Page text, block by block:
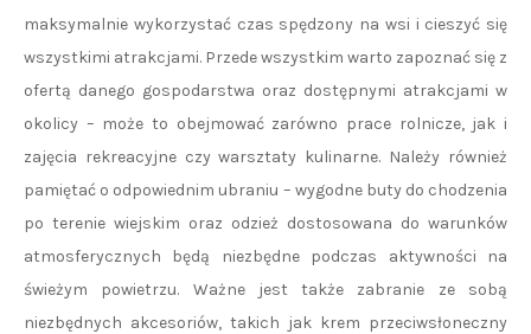
maksymalnie wykorzystać czas spędzony na wsi i cieszyć się
wszystkimi atrakcjami. Przede wszystkim warto zapoznać się z
ofertą danego gospodarstwa oraz dostępnymi atrakcjami w
okolicy – może to obejmować zarówno prace rolnicze, jak i
zajęcia rekreacyjne czy warsztaty kulinarne. Należy również
pamiętać o odpowiednim ubraniu – wygodne buty do chodzenia
po terenie wiejskim oraz odzież dostosowana do warunków
atmosferycznych będą niezbędne podczas aktywności na
świeżym powietrzu. Ważne jest także zabranie ze sobą
niezbędnych akcesoriów, takich jak krem przeciwsłoneczny